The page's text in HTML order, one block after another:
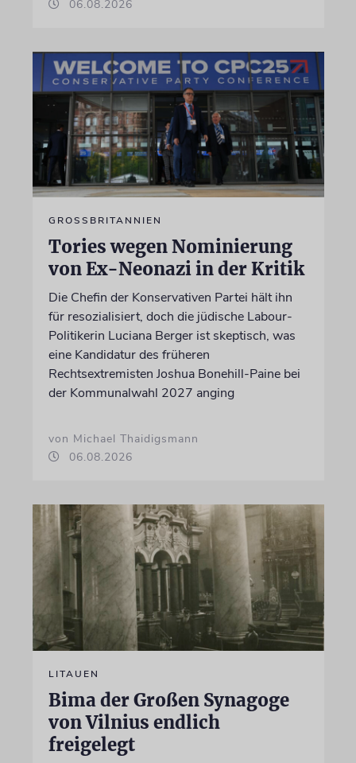
06.08.2026
GROSSBRITANNIEN
Tories wegen Nominierung
von Ex-Neonazi in der Kritik
Die Chefin der Konservativen Partei hält ihn
für resozialisiert, doch die jüdische Labour-
Politikerin Luciana Berger ist skeptisch, was
eine Kandidatur des früheren
Rechtsextremisten Joshua Bonehill-Paine bei
der Kommunalwahl 2027 anging
von Michael Thaidigsmann
06.08.2026
LITAUEN
Bima der Großen Synagoge
von Vilnius endlich
freigelegt